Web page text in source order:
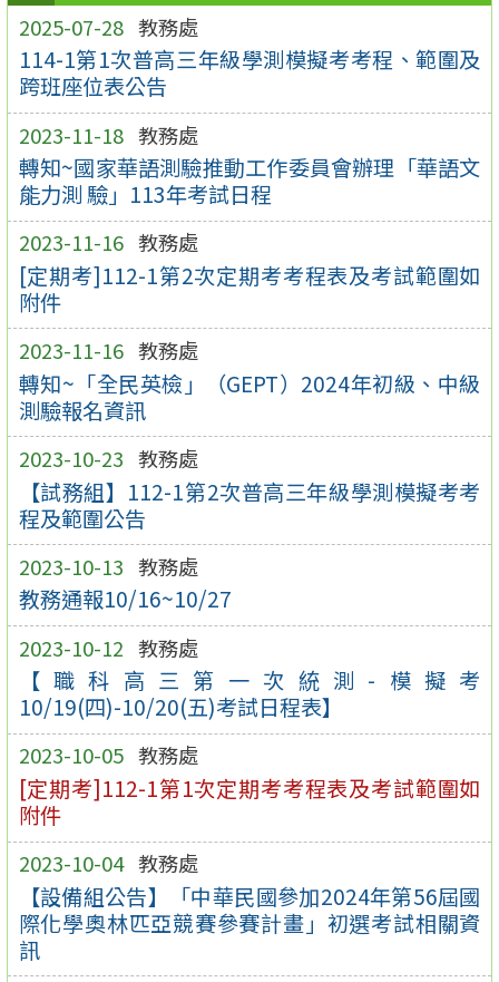
2025-07-28 教務處
114-1第1次普高三年級學測模擬考考程、範圍及
跨班座位表公告
2023-11-18 教務處
轉知~國家華語測驗推動工作委員會辦理「華語文
能力測 驗」113年考試日程
2023-11-16 教務處
[定期考]112-1第2次定期考考程表及考試範圍如
附件
2023-11-16 教務處
轉知~「全民英檢」（GEPT）2024年初級、中級
測驗報名資訊
2023-10-23 教務處
【試務組】112-1第2次普高三年級學測模擬考考
程及範圍公告
2023-10-13 教務處
教務通報10/16~10/27
2023-10-12 教務處
【職科高三第一次統測-模擬考
10/19(四)-10/20(五)考試日程表】
2023-10-05 教務處
[定期考]112-1第1次定期考考程表及考試範圍如
附件
2023-10-04 教務處
【設備組公告】「中華民國參加2024年第56屆國
際化學奧林匹亞競賽參賽計畫」初選考試相關資
訊